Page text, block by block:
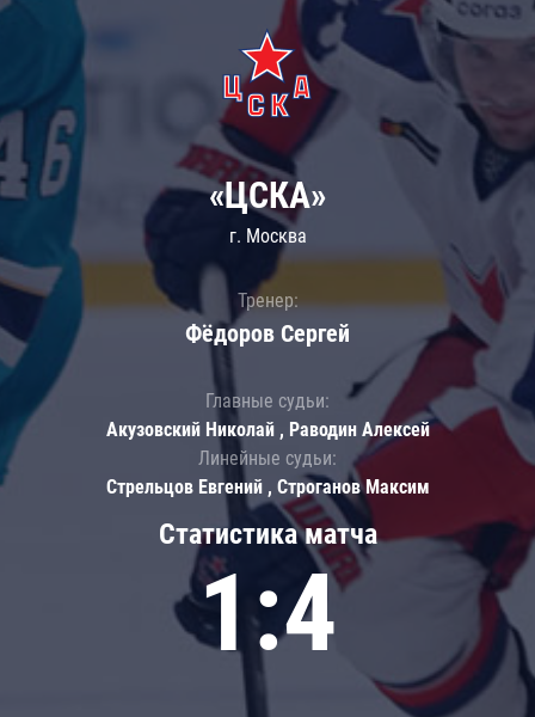
Статистика матча
1:4
«ЦСКА»
г. Москва
Тренер:
Фёдоров Сергей
Главные судьи:
Акузовский Николай , Раводин Алексей
Линейные судьи:
Стрельцов Евгений , Строганов Максим